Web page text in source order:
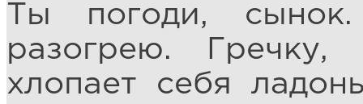
Ты погоди,
разогрею.
хлопает себя